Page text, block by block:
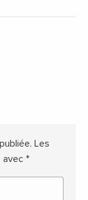
Les
avec *